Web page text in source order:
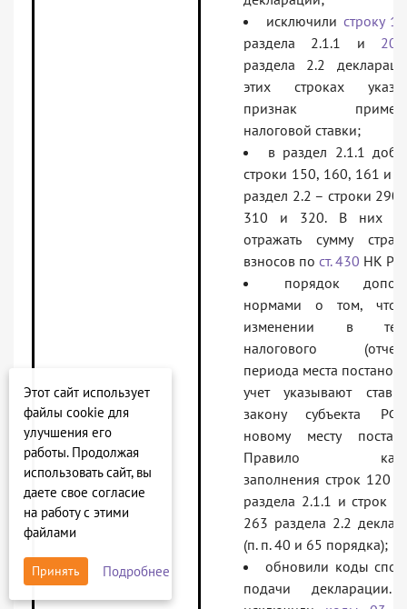
исключили строку
раздела 2.1.1 и 201
раздела 2.2
этих строках
признак
налоговой ставки;
в раздел 2.1.1
строки 150, 160, 161 и
раздел 2.2 – строки
310 и 320. В них
отражать сумму
взносов по ст. 430 НК
порядок
нормами о том, что
изменении в
налогового
периода места
учет указывают
закону субъекта
новому месту
Правило
заполнения строк 120
раздела 2.1.1 и строк
263 раздела 2.2
(п. п. 40 и 65 порядка);
обновили коды
подачи декларации.
Этот сайт использует
файлы cookie для
улучшения его
работы. Продолжая
использовать сайт, вы
даете свое согласие
на работу с этими
файлами
Принять Подробнее